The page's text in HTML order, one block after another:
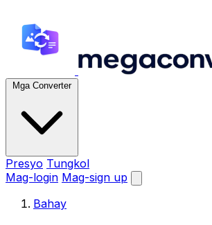
Mga Converter
Presyo Tungkol
Mag-login Mag-sign up
Bahay